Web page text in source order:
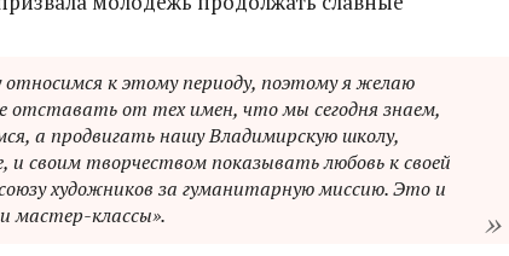
к этому периоду, поэтому я желаю
отставать от тех имен, что мы сегодня знаем,
а продвигать нашу Владимирскую школу,
и своим творчеством показывать любовь к своей
художников за гуманитарную миссию. Это и
мастер-классы».